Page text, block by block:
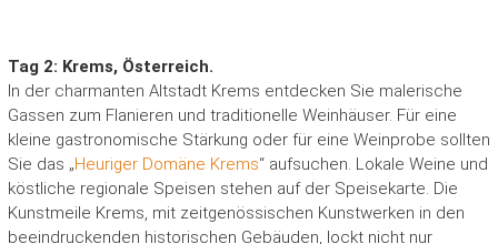
Tag 2: Krems, Österreich.
In der charmanten Altstadt Krems entdecken Sie malerische
Gassen zum Flanieren und traditionelle Weinhäuser. Für eine
kleine gastronomische Stärkung oder für eine Weinprobe sollten
Sie das „Heuriger Domäne Krems“ aufsuchen. Lokale Weine und
köstliche regionale Speisen stehen auf der Speisekarte. Die
Kunstmeile Krems, mit zeitgenössischen Kunstwerken in den
beeindruckenden historischen Gebäuden, lockt nicht nur